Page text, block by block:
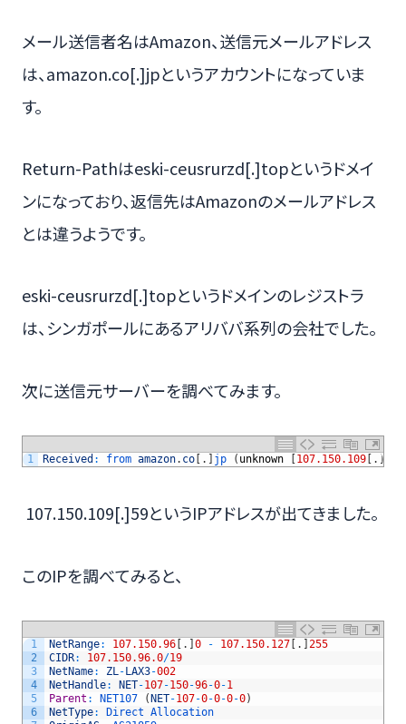
メール送信者名はAmazon、送信元メールアドレス
は、amazon.co[.]jpというアカウントになっていま
す。
Return-Pathはeski-ceusrurzd[.]topというドメイ
ンになっており、返信先はAmazonのメールアドレス
とは違うようです。
eski-ceusrurzd[.]topというドメインのレジストラ
は、シンガポールにあるアリババ系列の会社でした。
次に送信元サーバーを調べてみます。
1 Received : from amazon. co . jp ( unknown 107.150.109 . ]
107.150.109[.]59というIPアドレスが出てきました。
このIPを調べてみると、
1
2
3
4
5
6
NetRange: 107.150.96 . 0 - 107.150.127 .
255
CIDR: 107.150.96.0/19
NetName: ZL- LAX3-002
NetHandle: NET-107-150-96-0-1
Parent : NET107 ( NET-107-0-0-0-0)
NetType: Direct Allocation